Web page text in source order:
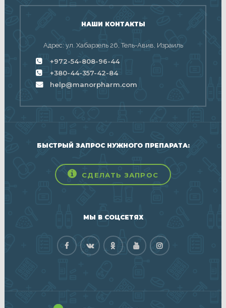
НАШИ КОНТАКТЫ
Адрес: ул. Хабарзель 26, Тель-Авив, Израиль
+972-54-808-96-44
+380-44-357-42-84
help@manorpharm.com
БЫСТРЫЙ ЗАПРОС НУЖНОГО ПРЕПАРАТА:
СДЕЛАТЬ ЗАПРОС
МЫ В СОЦСЕТЯХ